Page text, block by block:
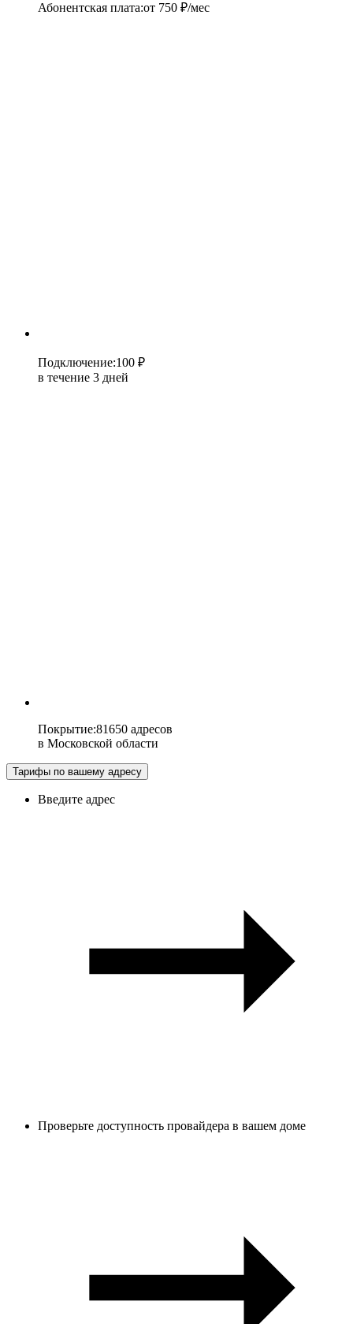
Абонентская плата:от 750 ₽/мес
Подключение:100 ₽
в течение 3 дней
Покрытие:81650 адресов
в Московской области
Тарифы по вашему адресу
Введите адрес
Проверьте доступность провайдера в вашем доме